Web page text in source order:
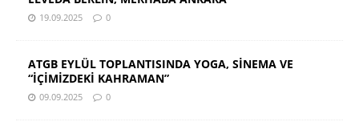
19.09.2025 0
ATGB EYLÜL TOPLANTISINDA YOGA, SİNEMA VE
“İÇİMİZDEKİ KAHRAMAN”
09.09.2025 0